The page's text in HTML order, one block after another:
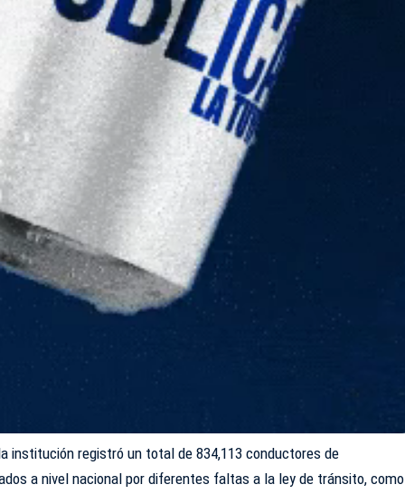
institución registró un total de 834,113 conductores de
a nivel nacional por diferentes faltas a la ley de tránsito, como